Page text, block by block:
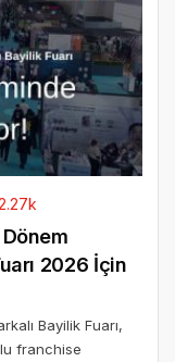
2026 İçin
Bayilik Fuarı,
franchise